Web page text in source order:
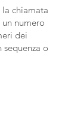
chiamata
numero
dei
o